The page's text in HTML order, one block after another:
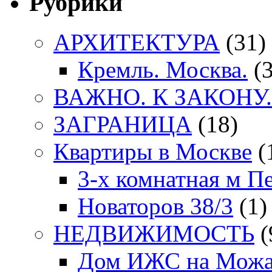
АРХИТЕКТУРА (31)
Кремль. Москва.
ВАЖНО. К ЗАКОНУ.
ЗАГРАНИЦА (18)
Квартиры в Москве
3-х комнатная м
Новаторов 38/3 (1)
НЕДВИЖИМОСТЬ
Дом ИЖС на